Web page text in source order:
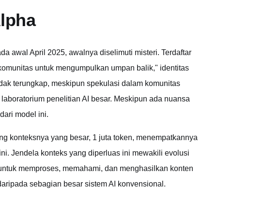
awal April 2025, awalnya diselimuti misteri. Terdaftar
untuk mengumpulkan umpan balik," identitas
terungkap, meskipun spekulasi dalam komunitas
penelitian AI besar. Meskipun ada nuansa
model ini.
konteksnya yang besar, 1 juta token, menempatkannya
Jendela konteks yang diperluas ini mewakili evolusi
memproses, memahami, dan menghasilkan konten
sebagian besar sistem AI konvensional.